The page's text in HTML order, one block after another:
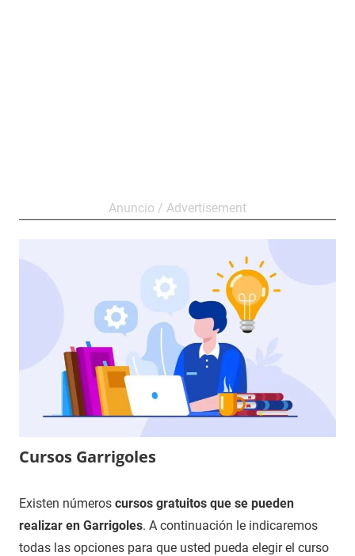
Cursos Garrigoles
10
de
diciembre
Maria
Cursos
en
Girona
Existen números cursos gratuitos que se pueden
realizar en Garrigoles. A continuación le indicaremos
todas las opciones para que usted pueda elegir el curso